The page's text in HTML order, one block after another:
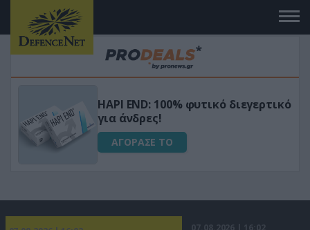
Μεταμόρφωσε τον κήπο σου με το
Ultra Box Μίνι Αλυσοπρίονο με
μπαταρία λιθίου
ΑΓΟΡΑΣΕ ΤΟ
07.08.2026 | 16:02